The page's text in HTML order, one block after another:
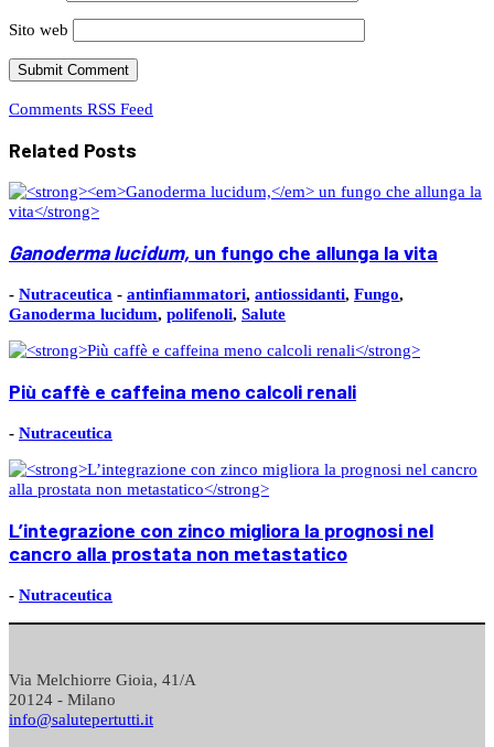
Sito web
Comments RSS Feed
Related Posts
Ganoderma lucidum, un fungo che allunga la vita
- Nutraceutica - antinfiammatori, antiossidanti, Fungo,
Ganoderma lucidum, polifenoli, Salute
Più caffè e caffeina meno calcoli renali
- Nutraceutica
L’integrazione con zinco migliora la prognosi nel
cancro alla prostata non metastatico
- Nutraceutica
Via Melchiorre Gioia, 41/A
20124 - Milano
info@salutepertutti.it